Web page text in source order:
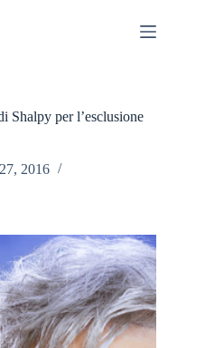
Shalpy per l’esclusione
2016